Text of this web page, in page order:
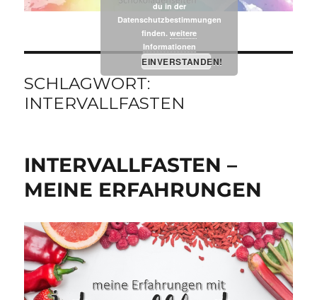
SCHLAGWORT:
INTERVALLFASTEN
INTERVALLFASTEN –
MEINE ERFAHRUNGEN
du in der
Datenschutzbestimmungen
finden. weitere
Informationen
EINVERSTANDEN!